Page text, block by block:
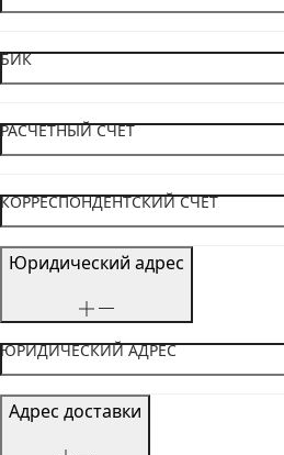
БИК
РАСЧЕТНЫЙ СЧЕТ
КОРРЕСПОНДЕНТСКИЙ СЧЕТ
Юридический адрес
ЮРИДИЧЕСКИЙ АДРЕС
Адрес доставки